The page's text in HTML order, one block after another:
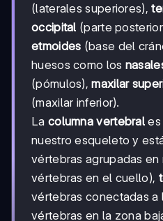
(laterales superiores),
occipital (parte
etmoides (base del
huesos como los
(pómulos),maxilar
(maxilar inferior).
La columna vertebral es
nuestro esqueleto y
vértebras agrupadas en
vértebras en el cuello),
vértebras conectadas a
vértebras en la zona